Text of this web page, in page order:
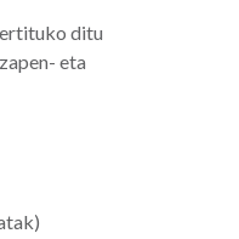
ditu
eta